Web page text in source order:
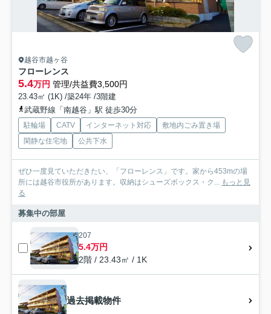
越谷市越ヶ谷
フローレンス
5.4万円 管理/共益費3,500円
23.43㎡ (1K) /築24年 /3階建
武蔵野線「南越谷」駅 徒歩30分
駐輪場 CATV インターネット対応
敷地内ごみ置き場
閑静な住宅地
公共下水
ぜひ一度見ていただきたい、「フローレンス」です。家から453mの場
所には越谷市役所があります。収納はシューズボックス・ク... もっと見
る
募集中の部屋
207
5.4万円
2階 / 23.43㎡ / 1K
過去掲載物件